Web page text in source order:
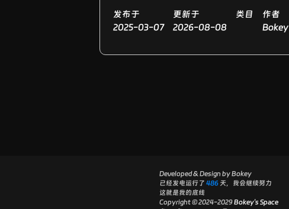
发布于
2025-03-07
更新于
2026-08-08
类目
作者
Bokey
Developed & Design by Bokey
已经发电运行了 486天，我会继续努力
这就是我的底线
Copyright © 2024-2029Bokey's Space